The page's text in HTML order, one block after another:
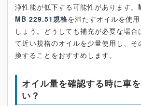
浄性能が低下する可能性があります。
MB 229.51規格を満たすオイルを使
しょう。どうしても補充が必要な場合
て近い規格のオイルを少量使用し、そ
換することをおすすめします。
オイル量を確認する時に車
い？